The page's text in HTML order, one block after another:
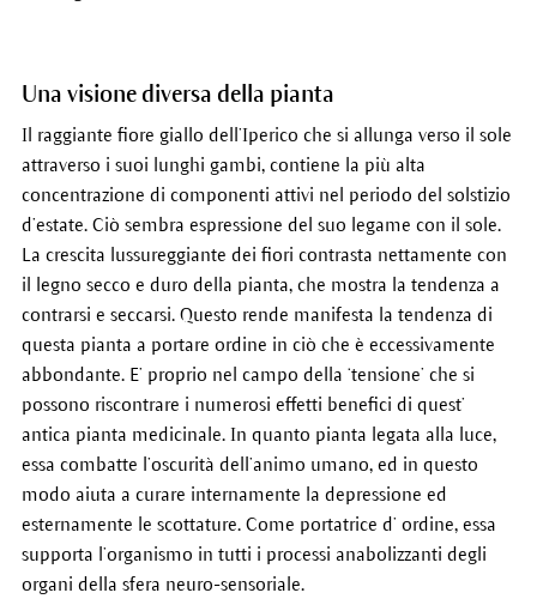
Una visione diversa della pianta
Il raggiante fiore giallo dell’Iperico che si allunga verso il sole
attraverso i suoi lunghi gambi, contiene la più alta
concentrazione di componenti attivi nel periodo del solstizio
d’estate. Ciò sembra espressione del suo legame con il sole.
La crescita lussureggiante dei fiori contrasta nettamente con
il legno secco e duro della pianta, che mostra la tendenza a
contrarsi e seccarsi. Questo rende manifesta la tendenza di
questa pianta a portare ordine in ciò che è eccessivamente
abbondante. E’ proprio nel campo della ‘tensione’ che si
possono riscontrare i numerosi effetti benefici di quest’
antica pianta medicinale. In quanto pianta legata alla luce,
essa combatte l’oscurità dell’animo umano, ed in questo
modo aiuta a curare internamente la depressione ed
esternamente le scottature. Come portatrice d’ ordine, essa
supporta l’organismo in tutti i processi anabolizzanti degli
organi della sfera neuro-sensoriale.